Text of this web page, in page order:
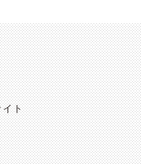
イト